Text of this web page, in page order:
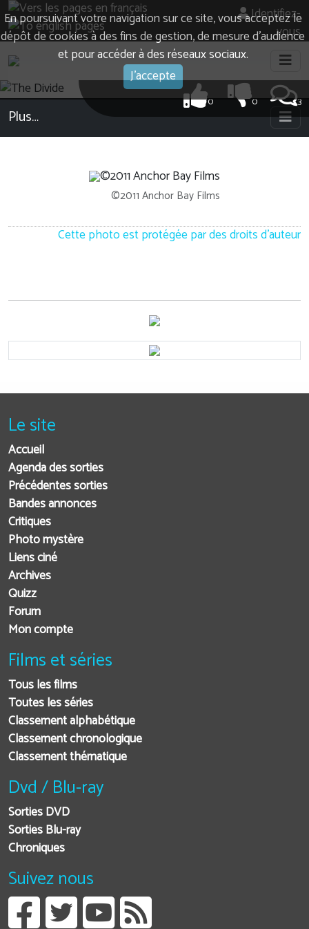
En poursuivant votre navigation sur ce site, vous acceptez le
dépôt de cookies à des fins de gestion, de mesure d’audience
et pour accéder à des réseaux sociaux.
J'accepte
Identifiez-
vous
3
0
0
Plus…
©2011 Anchor Bay Films
Cette photo est protégée par des droits d'auteur
Le site
Accueil
Agenda des sorties
Précédentes sorties
Bandes annonces
Critiques
Photo mystère
Liens ciné
Archives
Quizz
Forum
Mon compte
Films et séries
Tous les films
Toutes les séries
Classement alphabétique
Classement chronologique
Classement thématique
Dvd / Blu-ray
Sorties DVD
Sorties Blu-ray
Chroniques
Suivez nous